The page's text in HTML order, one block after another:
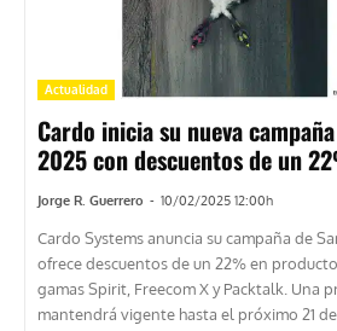
Actualidad
Cardo inicia su nueva
2025 con descuentos de un
Jorge R. Guerrero - 10/02/2025 12:00h
Cardo Systems anuncia su campaña de
ofrece descuentos de un 22% en
gamas Spirit, Freecom X y Packtalk. Una
mantendrá vigente hasta el próximo 21